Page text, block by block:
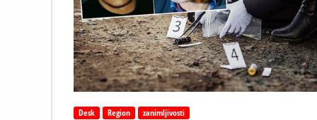
i
žena
–
Sad
slijedi
još
nešto
Desk Region zanimljivosti